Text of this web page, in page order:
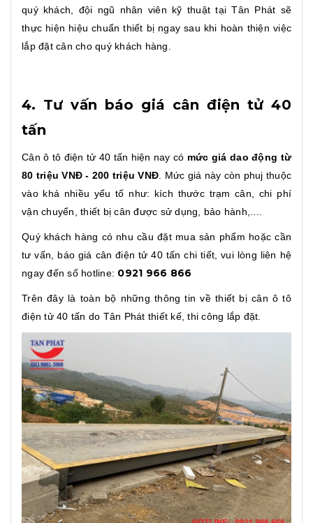
quý khách, đội ngũ nhân viên kỹ thuật tại Tân Phát sẽ
thực hiện hiệu chuẩn thiết bị ngay sau khi hoàn thiện việc
lắp đặt cân cho quý khách hàng.
4. Tư vấn báo giá cân điện tử 40
tấn
Cân ô tô điện tử 40 tấn hiện nay có mức giá dao động từ
80 triệu VNĐ - 200 triệu VNĐ . Mức giá này còn phuj thuộc
vào khá nhiều yếu tố như: kích thước trạm cân, chi phí
vận chuyển, thiết bị cân được sử dụng, bảo hành,....
Quý khách hàng có nhu cầu đặt mua sản phẩm hoặc cần
tư vấn, báo giá cân điện tử 40 tấn chi tiết, vui lòng liên hệ
ngay đến số hotline: 0921 966 866
Trên đây là toàn bộ những thông tin về thiết bị cân ô tô
điện tử 40 tấn do Tân Phát thiết kế, thi công lắp đặt.